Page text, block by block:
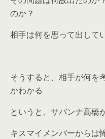
のか？
相手は何を思って出して
そうすると、相手が何を
かわかる
というと、サバンナ高橋
キスマイメンバーからは